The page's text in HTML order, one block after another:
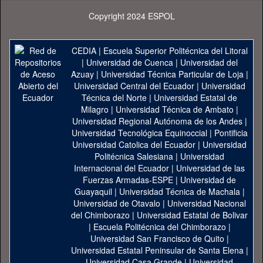
Copyright 2024 ESPOL
CEDIA| Escuela Superior Politécnica del Litoral
| Universidad de Cuenca| Universidad del
Azuay| Universidad Técnica Particular de Loja|
Universidad Central del Ecuador| Universidad
Técnica del Norte | Universidad Estatal de
Milagro | Universidad Técnica de Ambato |
Universidad Regional Autónoma de los Andes|
Universidad Tecnológica Equinoccial| Pontificia
Universidad Catolica del Ecuador | Universidad
Politécnica Salesiana | Universidad
Internacional del Ecuador | Universidad de las
Fuerzas Armadas-ESPE | Universidad de
Guayaquil| Universidad Técnica de Machala|
Universidad de Otavalo | Universidad Nacional
del Chimborazo | Universidad Estatal de Bolivar
| Escuela Politécnica del Chimborazo |
Universidad San Francisco de Quito |
Universidad Estatal Peninsular de Santa Elena|